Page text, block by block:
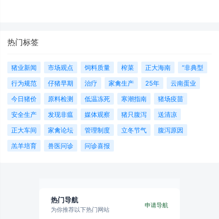
热门标签
猪业新闻 市场观点 饲料质量 榨菜 正大海南
“非典型
行为规范
仔猪早期 治疗 家禽生产 25年
云南蛋业
今日猪价
原料检测 低温冻死 寒潮指南
猪场疫苗
安全生产
发现非瘟 媒体观察 猪只腹泻
送清凉
正大车间
家禽论坛 管理制度 立冬节气
腹泻原因
羔羊培育
兽医问诊 问诊喜报
热门导航
为你推荐以下热门网站
申请导航